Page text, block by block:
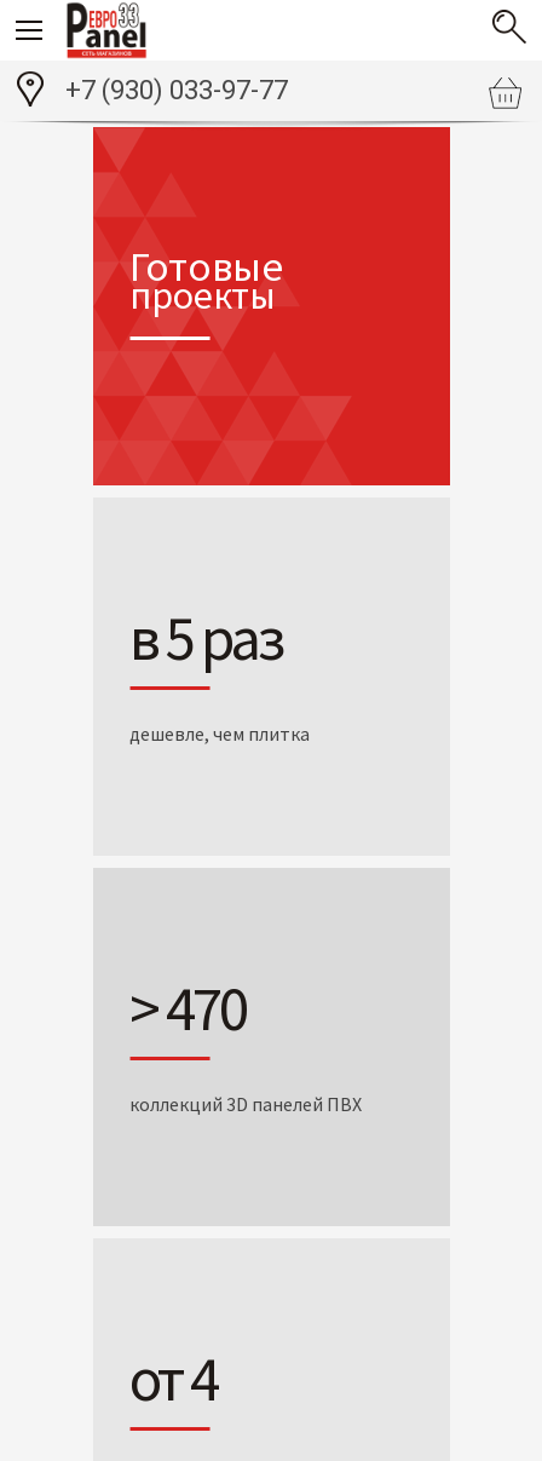
+7 (930) 033-97-77
Готовые
проекты
в 5 раз
дешевле, чем плитка
> 470
коллекций 3D панелей ПВХ
от 4